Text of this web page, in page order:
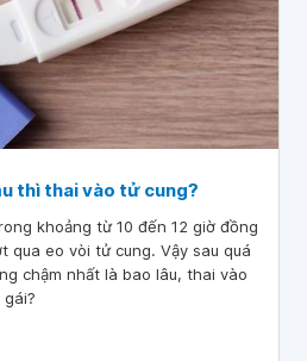
thì thai vào tử cung?
khoảng từ 10 đến 12 giờ đồng
eo vòi tử cung. Vậy sau quá
chậm nhất là bao lâu, thai vào